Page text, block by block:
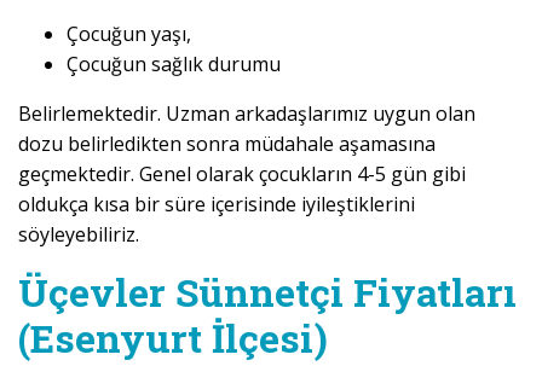
Çocuğun yaşı,
Çocuğun sağlık durumu
Belirlemektedir. Uzman arkadaşlarımız uygun olan
dozu belirledikten sonra müdahale aşamasına
geçmektedir. Genel olarak çocukların 4-5 gün gibi
oldukça kısa bir süre içerisinde iyileştiklerini
söyleyebiliriz.
Üçevler Sünnetçi Fiyatları
(Esenyurt İlçesi)